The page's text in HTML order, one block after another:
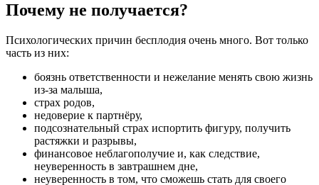
Почему не получается?
Психологических причин бесплодия очень много. Вот только
часть из них:
боязнь ответственности и нежелание менять свою жизнь
из-за малыша,
страх родов,
недоверие к партнёру,
подсознательный страх испортить фигуру, получить
растяжки и разрывы,
финансовое неблагополучие и, как следствие,
неуверенность в завтрашнем дне,
неуверенность в том, что сможешь стать для своего